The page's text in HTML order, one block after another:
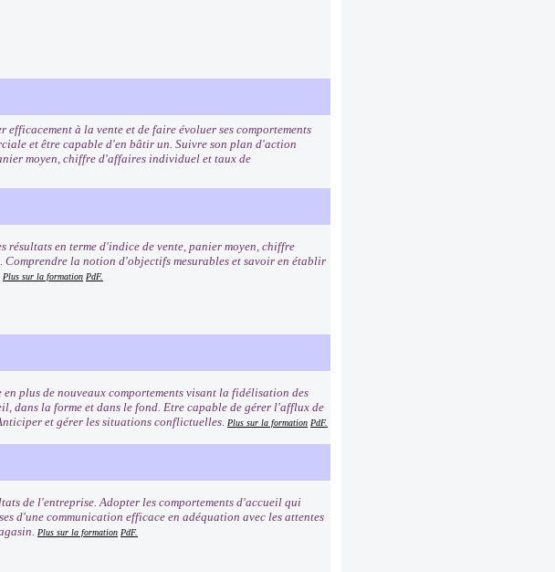
à la vente et de faire évoluer ses comportements
et être capable d'en bâtir un. Suivre son plan d'action
moyen, chiffre d'affaires individuel et taux de
en terme d'indice de vente, panier moyen, chiffre
la notion d'objectifs mesurables et savoir en établir
Plus sur la formation PdF.
plus de nouveaux comportements visant la fidélisation des
dans la forme et dans le fond. Etre capable de gérer l'afflux de
et gérer les situations conflictuelles. Plus sur la formation PdF.
de l'entreprise. Adopter les comportements d'accueil qui
d'une communication efficace en adéquation avec les attentes
Plus sur la formation PdF.